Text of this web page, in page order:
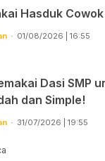
Hasduk
01/08/2026 | 16:55
Dasi SMP
dan Simple!
31/07/2026 | 19:55